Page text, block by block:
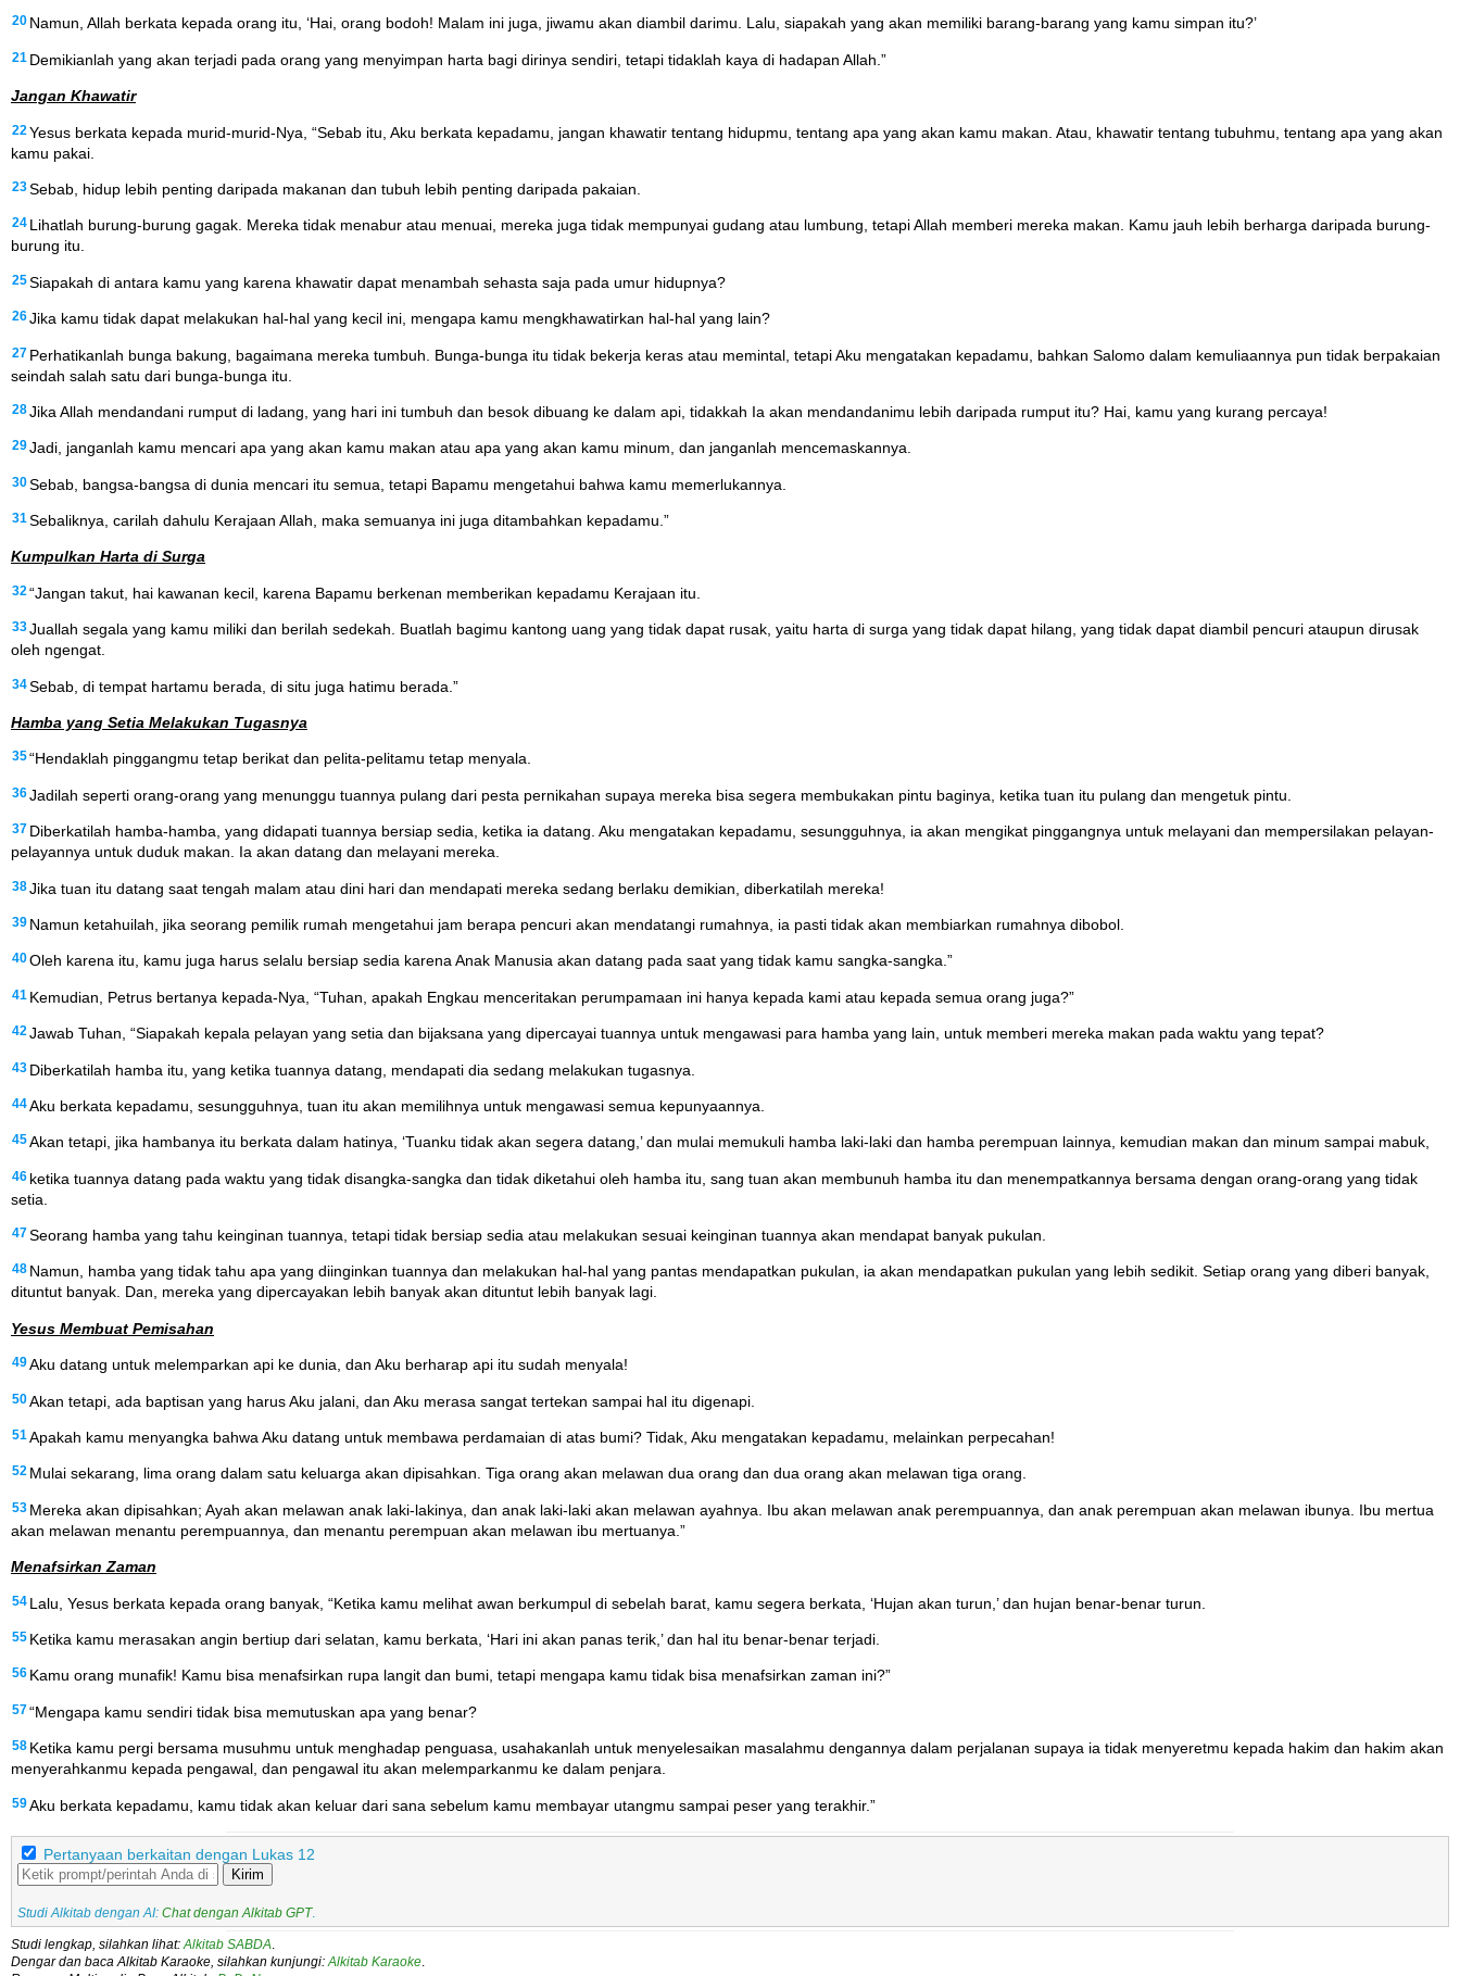
20 Namun, Allah berkata kepada orang itu, ‘Hai, orang bodoh! Malam ini juga, jiwamu akan diambil darimu. Lalu, siapakah yang akan memiliki barang-barang yang kamu simpan itu?’
21 Demikianlah yang akan terjadi pada orang yang menyimpan harta bagi dirinya sendiri, tetapi tidaklah kaya di hadapan Allah.”
Jangan Khawatir
22 Yesus berkata kepada murid-murid-Nya, “Sebab itu, Aku berkata kepadamu, jangan khawatir tentang hidupmu, tentang apa yang akan kamu makan. Atau, khawatir tentang tubuhmu, tentang apa yang akan
kamu pakai.
23Sebab, hidup lebih penting daripada makanan dan tubuh lebih penting daripada pakaian.
24 Lihatlah burung-burung gagak. Mereka tidak menabur atau menuai, mereka juga tidak mempunyai gudang atau lumbung, tetapi Allah memberi mereka makan. Kamu jauh lebih berharga daripada burung-
burung itu.
25Siapakah di antara kamu yang karena khawatir dapat menambah sehasta saja pada umur hidupnya?
26Jika kamu tidak dapat melakukan hal-hal yang kecil ini, mengapa kamu mengkhawatirkan hal-hal yang lain?
27 Perhatikanlah bunga bakung, bagaimana mereka tumbuh. Bunga-bunga itu tidak bekerja keras atau memintal, tetapi Aku mengatakan kepadamu, bahkan Salomo dalam kemuliaannya pun tidak berpakaian
seindah salah satu dari bunga-bunga itu.
28Jika Allah mendandani rumput di ladang, yang hari ini tumbuh dan besok dibuang ke dalam api, tidakkah Ia akan mendandanimu lebih daripada rumput itu? Hai, kamu yang kurang percaya!
29Jadi, janganlah kamu mencari apa yang akan kamu makan atau apa yang akan kamu minum, dan janganlah mencemaskannya.
30Sebab, bangsa-bangsa di dunia mencari itu semua, tetapi Bapamu mengetahui bahwa kamu memerlukannya.
31 Sebaliknya, carilah dahulu Kerajaan Allah, maka semuanya ini juga ditambahkan kepadamu.”
Kumpulkan Harta di Surga
32 “Jangan takut, hai kawanan kecil, karena Bapamu berkenan memberikan kepadamu Kerajaan itu.
33Juallah segala yang kamu miliki dan berilah sedekah. Buatlah bagimu kantong uang yang tidak dapat rusak, yaitu harta di surga yang tidak dapat hilang, yang tidak dapat diambil pencuri ataupun dirusak
oleh ngengat.
34Sebab, di tempat hartamu berada, di situ juga hatimu berada.”
Hamba yang Setia Melakukan Tugasnya
35“Hendaklah pinggangmu tetap berikat dan pelita-pelitamu tetap menyala.
36Jadilah seperti orang-orang yang menunggu tuannya pulang dari pesta pernikahan supaya mereka bisa segera membukakan pintu baginya, ketika tuan itu pulang dan mengetuk pintu.
37 Diberkatilah hamba-hamba, yang didapati tuannya bersiap sedia, ketika ia datang. Aku mengatakan kepadamu, sesungguhnya, ia akan mengikat pinggangnya untuk melayani dan mempersilakan pelayan-
pelayannya untuk duduk makan. Ia akan datang dan melayani mereka.
38Jika tuan itu datang saat tengah malam atau dini hari dan mendapati mereka sedang berlaku demikian, diberkatilah mereka!
39 Namun ketahuilah, jika seorang pemilik rumah mengetahui jam berapa pencuri akan mendatangi rumahnya, ia pasti tidak akan membiarkan rumahnya dibobol.
40Oleh karena itu, kamu juga harus selalu bersiap sedia karena Anak Manusia akan datang pada saat yang tidak kamu sangka-sangka.”
41 Kemudian, Petrus bertanya kepada-Nya, “Tuhan, apakah Engkau menceritakan perumpamaan ini hanya kepada kami atau kepada semua orang juga?”
42 Jawab Tuhan, “Siapakah kepala pelayan yang setia dan bijaksana yang dipercayai tuannya untuk mengawasi para hamba yang lain, untuk memberi mereka makan pada waktu yang tepat?
43 Diberkatilah hamba itu, yang ketika tuannya datang, mendapati dia sedang melakukan tugasnya.
44Aku berkata kepadamu, sesungguhnya, tuan itu akan memilihnya untuk mengawasi semua kepunyaannya.
45Akan tetapi, jika hambanya itu berkata dalam hatinya, ‘Tuanku tidak akan segera datang,’ dan mulai memukuli hamba laki-laki dan hamba perempuan lainnya, kemudian makan dan minum sampai mabuk,
46 ketika tuannya datang pada waktu yang tidak disangka-sangka dan tidak diketahui oleh hamba itu, sang tuan akan membunuh hamba itu dan menempatkannya bersama dengan orang-orang yang tidak
setia.
47Seorang hamba yang tahu keinginan tuannya, tetapi tidak bersiap sedia atau melakukan sesuai keinginan tuannya akan mendapat banyak pukulan.
48 Namun, hamba yang tidak tahu apa yang diinginkan tuannya dan melakukan hal-hal yang pantas mendapatkan pukulan, ia akan mendapatkan pukulan yang lebih sedikit. Setiap orang yang diberi banyak,
dituntut banyak. Dan, mereka yang dipercayakan lebih banyak akan dituntut lebih banyak lagi.
Yesus Membuat Pemisahan
49Aku datang untuk melemparkan api ke dunia, dan Aku berharap api itu sudah menyala!
50Akan tetapi, ada baptisan yang harus Aku jalani, dan Aku merasa sangat tertekan sampai hal itu digenapi.
51 Apakah kamu menyangka bahwa Aku datang untuk membawa perdamaian di atas bumi? Tidak, Aku mengatakan kepadamu, melainkan perpecahan!
52 Mulai sekarang, lima orang dalam satu keluarga akan dipisahkan. Tiga orang akan melawan dua orang dan dua orang akan melawan tiga orang.
53 Mereka akan dipisahkan; Ayah akan melawan anak laki-lakinya, dan anak laki-laki akan melawan ayahnya. Ibu akan melawan anak perempuannya, dan anak perempuan akan melawan ibunya. Ibu mertua
akan melawan menantu perempuannya, dan menantu perempuan akan melawan ibu mertuanya.”
Menafsirkan Zaman
54 Lalu, Yesus berkata kepada orang banyak, “Ketika kamu melihat awan berkumpul di sebelah barat, kamu segera berkata, ‘Hujan akan turun,’ dan hujan benar-benar turun.
55 Ketika kamu merasakan angin bertiup dari selatan, kamu berkata, ‘Hari ini akan panas terik,’ dan hal itu benar-benar terjadi.
56 Kamu orang munafik! Kamu bisa menafsirkan rupa langit dan bumi, tetapi mengapa kamu tidak bisa menafsirkan zaman ini?”
57“Mengapa kamu sendiri tidak bisa memutuskan apa yang benar?
58 Ketika kamu pergi bersama musuhmu untuk menghadap penguasa, usahakanlah untuk menyelesaikan masalahmu dengannya dalam perjalanan supaya ia tidak menyeretmu kepada hakim dan hakim akan
menyerahkanmu kepada pengawal, dan pengawal itu akan melemparkanmu ke dalam penjara.
59Aku berkata kepadamu, kamu tidak akan keluar dari sana sebelum kamu membayar utangmu sampai peser yang terakhir.”
Pertanyaan berkaitan dengan Lukas 12
Kirim
Studi Alkitab dengan AI: Chat dengan Alkitab GPT.
Studi lengkap, silahkan lihat: Alkitab SABDA
Dengar dan baca Alkitab Karaoke, silahkan kunjungi: Alkitab Karaoke